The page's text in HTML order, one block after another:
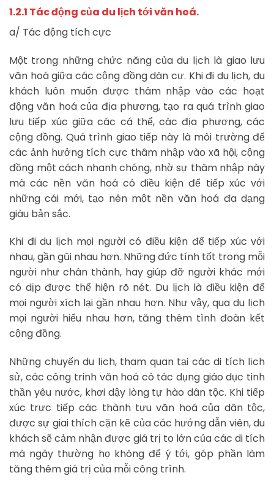
1.2.1 Tác động của du lịch tới văn hoá.
a/ Tác động tích cực
Một trong những chức năng của du lịch là giao lưu
văn hoá giữa các cộng đồng dân cư. Khi đi du lịch, du
khách luôn muốn được thâm nhập vào các hoạt
động văn hoá của địa phương, tạo ra quá trình giao
lưu tiếp xúc giữa các cá thể, các địa phương, các
cộng đồng. Quá trình giao tiếp này là môi trường để
các ảnh hưởng tích cực thâm nhập vào xã hội, cộng
đồng một cách nhanh chóng, nhờ sự thâm nhập này
mà các nền văn hoá có điều kiện để tiếp xúc với
những cái mới, tạo nên một nền văn hoá đa dạng
giàu bản sắc.
Khi đi du lịch mọi người có điều kiện để tiếp xúc với
nhau, gần gũi nhau hơn. Những đức tính tốt trong mỗi
người như chân thành, hay giúp đỡ người khác mới
có dịp được thể hiện rõ nét. Du lịch là điều kiện để
mọi người xích lại gần nhau hơn. Như vậy, qua du lịch
mọi người hiểu nhau hơn, tăng thêm tình đoàn kết
cộng đồng.
Những chuyến du lịch, tham quan tại các di tích lịch
sử, các công trinh văn hoá có tác dụng giáo dục tinh
thần yêu nước, khơi dậy lòng tự hào dân tộc. Khi tiếp
xúc trực tiếp các thành tựu văn hoá của dân tộc,
được sự giai thích cặn kẽ của các hướng dẫn viên, du
khách sẽ cảm nhận được giá trị to lớn của các di tích
mà ngày thường họ không để ý tới, góp phần làm
tăng thêm giá trị của mỗi công trình.